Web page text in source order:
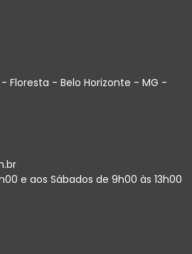
- Floresta - Belo Horizonte - MG -
e aos Sábados de 9h00 às 13h00